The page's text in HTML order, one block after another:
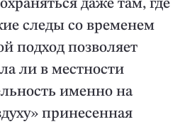
даже там, где
следы со временем
подход позволяет
ли в местности
именно на
принесенная